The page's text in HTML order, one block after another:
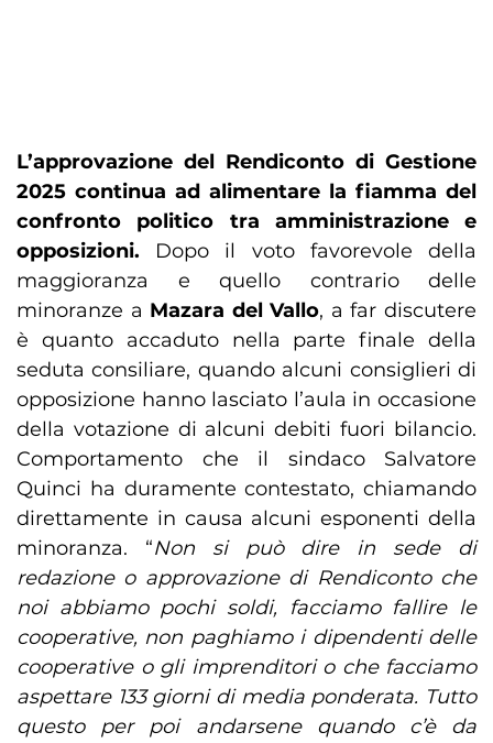
L’approvazione del Rendiconto di Gestione
2025 continua ad alimentare la fiamma del
confronto politico tra amministrazione e
opposizioni. Dopo il voto favorevole della
maggioranza e quello contrario delle
minoranze a Mazara del Vallo, a far discutere
è quanto accaduto nella parte finale della
seduta consiliare, quando alcuni consiglieri di
opposizione hanno lasciato l’aula in occasione
della votazione di alcuni debiti fuori bilancio.
Comportamento che il sindaco Salvatore
Quinci ha duramente contestato, chiamando
direttamente in causa alcuni esponenti della
minoranza. “Non si può dire in sede di
redazione o approvazione di Rendiconto che
noi abbiamo pochi soldi, facciamo fallire le
cooperative, non paghiamo i dipendenti delle
cooperative o gli imprenditori o che facciamo
aspettare 133 giorni di media ponderata. Tutto
questo per poi andarsene quando c’è da